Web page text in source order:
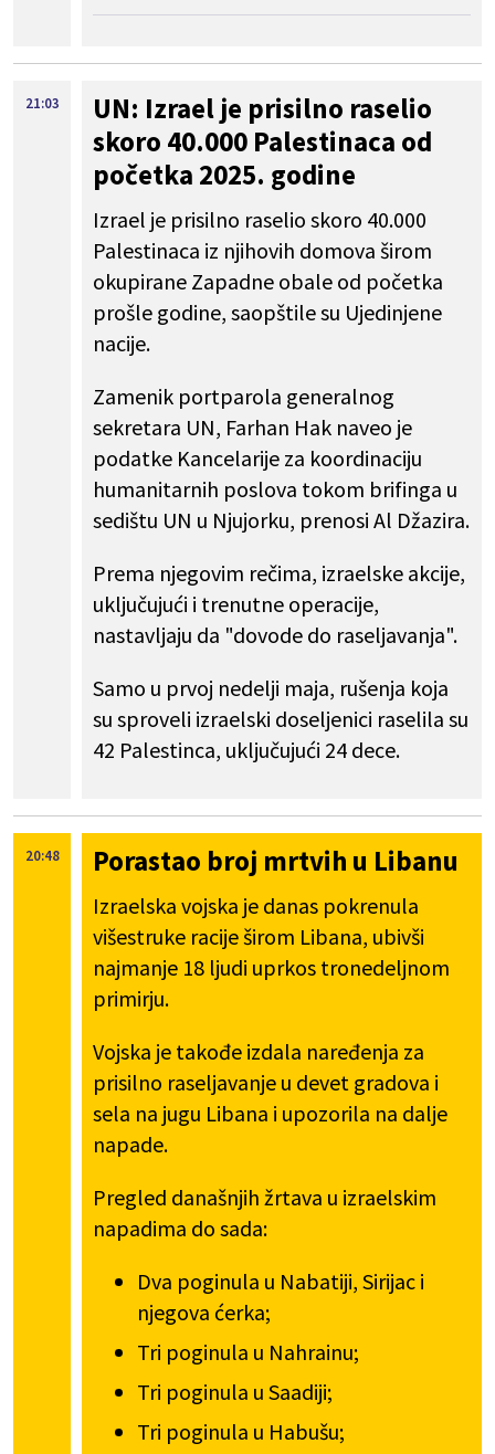
21:03
UN: Izrael je prisilno raselio
skoro 40.000 Palestinaca od
početka 2025. godine
Izrael je prisilno raselio skoro 40.000
Palestinaca iz njihovih domova širom
okupirane Zapadne obale od početka
prošle godine, saopštile su Ujedinjene
nacije.
Zamenik portparola generalnog
sekretara UN, Farhan Hak naveo je
podatke Kancelarije za koordinaciju
humanitarnih poslova tokom brifinga u
sedištu UN u Njujorku, prenosi Al Džazira.
Prema njegovim rečima, izraelske akcije,
uključujući i trenutne operacije,
nastavljaju da "dovode do raseljavanja".
Samo u prvoj nedelji maja, rušenja koja
su sproveli izraelski doseljenici raselila su
42 Palestinca, uključujući 24 dece.
20:48 Porastao broj mrtvih u Libanu
Izraelska vojska je danas pokrenula
višestruke racije širom Libana, ubivši
najmanje 18 ljudi uprkos tronedeljnom
primirju.
Vojska je takođe izdala naređenja za
prisilno raseljavanje u devet gradova i
sela na jugu Libana i upozorila na dalje
napade.
Pregled današnjih žrtava u izraelskim
napadima do sada:
Dva poginula u Nabatiji, Sirijac i
njegova ćerka;
Tri poginula u Nahrainu;
Tri poginula u Saadiji;
Tri poginula u Habušu;